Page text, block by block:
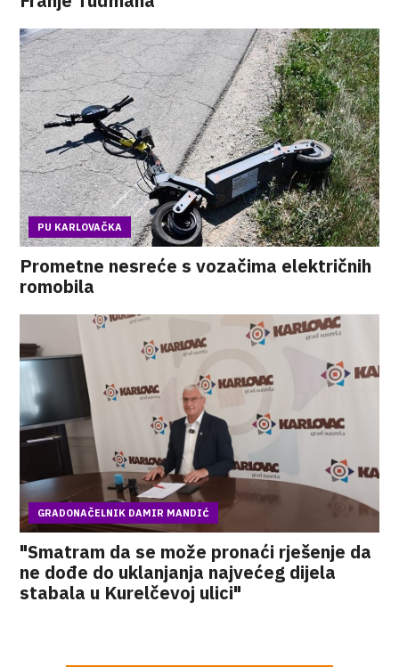
PU KARLOVAČKA
Prometne nesreće s vozačima električnih
romobila
GRADONAČELNIK DAMIR MANDIĆ
"Smatram da se može pronaći rješenje da
ne dođe do uklanjanja najvećeg dijela
stabala u Kurelčevoj ulici"